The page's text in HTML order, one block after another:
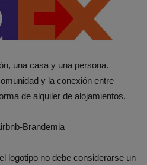
una casa y una persona.
y la conexión entre
de alquiler de alojamientos.
logotipo no debe considerarse un